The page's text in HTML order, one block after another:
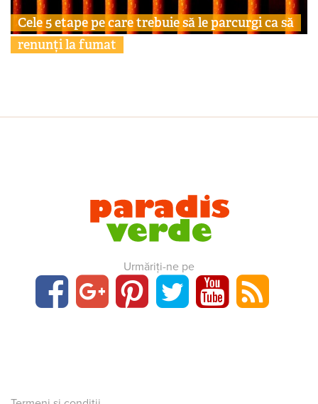
Cele 5 etape pe care trebuie să le parcurgi ca să
renunți la fumat
Urmăriți-ne pe